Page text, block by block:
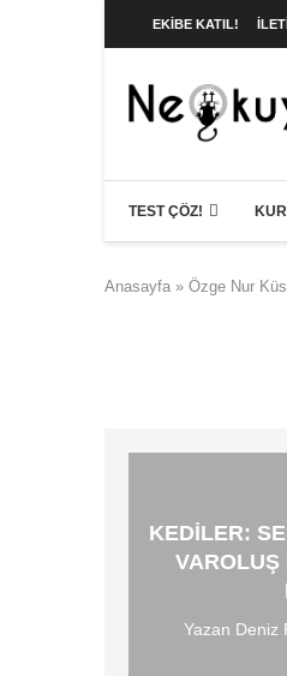
EKIBE KATIL!
TEST ÇÖZ!
Anasayfa » Özge Nur
KEDILER:
VAROLUŞ
Yazan Deniz